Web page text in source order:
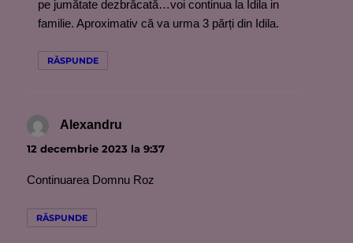
pe jumătate dezbrăcată…voi continua la Idila in
familie. Aproximativ că va urma 3 părți din Idila.
RĂSPUNDE
Alexandru
12 decembrie 2023 la 9:37
Continuarea Domnu Roz
RĂSPUNDE